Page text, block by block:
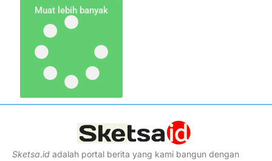
Muat lebih banyak
Sketsa.id adalah portal berita yang kami bangun dengan